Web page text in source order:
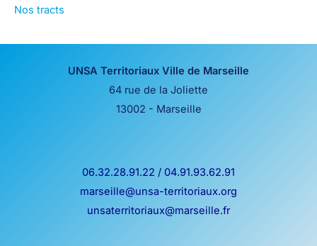
Nos tracts
UNSA Territoriaux Ville de Marseille
64 rue de la Joliette
13002 - Marseille
06.32.28.91.22 / 04.91.93.62.91
marseille@unsa-territoriaux.org
unsaterritoriaux@marseille.fr